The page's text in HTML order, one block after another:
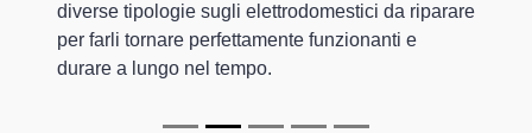
diverse tipologie sugli elettrodomestici da riparare
per farli tornare perfettamente funzionanti e
durare a lungo nel tempo.